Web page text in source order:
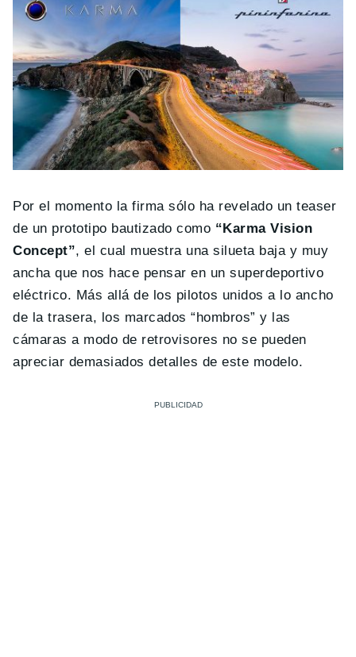
Por el momento la firma sólo ha revelado un teaser
de un prototipo bautizado como “Karma Vision
Concept”, el cual muestra una silueta baja y muy
ancha que nos hace pensar en un superdeportivo
eléctrico. Más allá de los pilotos unidos a lo ancho
de la trasera, los marcados “hombros” y las
cámaras a modo de retrovisores no se pueden
apreciar demasiados detalles de este modelo.